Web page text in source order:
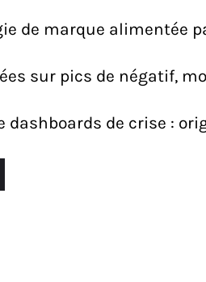
de marque alimentée
sur pics de négatif,
dashboards de crise :